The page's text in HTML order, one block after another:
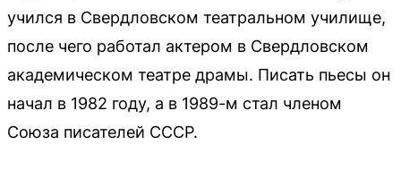
учился в Свердловском театральном училище,
после чего работал актером в Свердловском
академическом театре драмы. Писать пьесы он
начал в 1982 году, а в 1989-м стал членом
Союза писателей СССР.